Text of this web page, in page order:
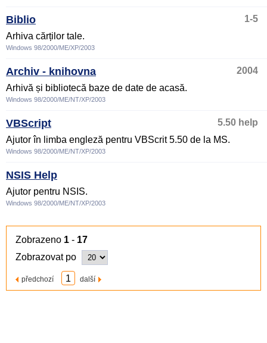
Biblio
1-5
Arhiva cărților tale.
Windows 98/2000/ME/XP/2003
Archiv - knihovna
2004
Arhivă și bibliotecă baze de date de acasă.
Windows 98/2000/ME/NT/XP/2003
VBScript
5.50 help
Ajutor în limba engleză pentru VBScrit 5.50 de la MS.
Windows 98/2000/ME/NT/XP/2003
NSIS Help
Ajutor pentru NSIS.
Windows 98/2000/ME/NT/XP/2003
Zobrazeno 1 - 17
Zobrazovat po
předchozí 1 další